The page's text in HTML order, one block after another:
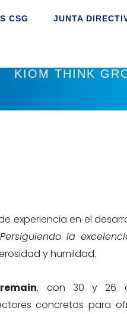
CSG JUNTA
KIOM THINK
experiencia en el
la
y humildad.
, con 30 y 26
concretos para